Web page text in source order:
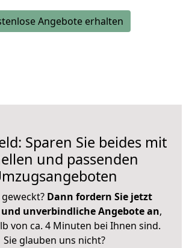
Angebote erhalten
Sparen Sie beides mit
und passenden
Dann fordern Sie jetzt
unverbindliche Angebote an,
von ca. 4 Minuten bei Ihnen sind.
Sie glauben uns nicht?